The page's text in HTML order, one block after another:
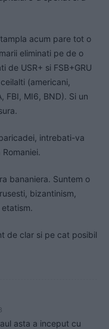
acum pare tot o
eliminati pe de o
de USR+ si FSB+GRU
(americani,
FBI, MI6, BND). Si un
intrebati-va
bananiera. Suntem o
bizantinism,
de clar si pe cat posibil
asta a inceput cu